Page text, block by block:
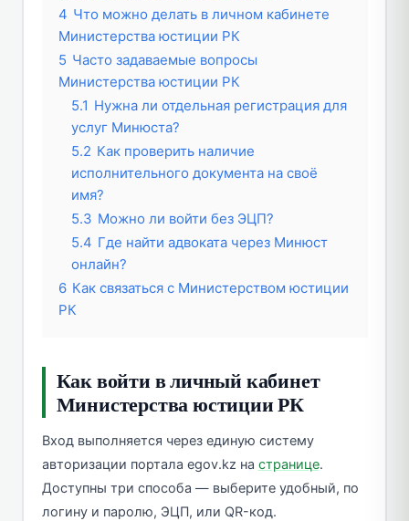
4 Что можно делать в личном кабинете
Министерства юстиции РК
5 Часто задаваемые вопросы
Министерства юстиции РК
5.1 Нужна ли отдельная регистрация для
услуг Минюста?
5.2 Как проверить наличие
исполнительного документа на своё
имя?
5.3 Можно ли войти без ЭЦП?
5.4 Где найти адвоката через Минюст
онлайн?
6 Как связаться с Министерством юстиции
РК
Как войти в личный кабинет
Министерства юстиции РК
Вход выполняется через единую систему
авторизации портала egov.kz на странице.
Доступны три способа — выберите удобный, по
логину и паролю, ЭЦП, или QR-код.